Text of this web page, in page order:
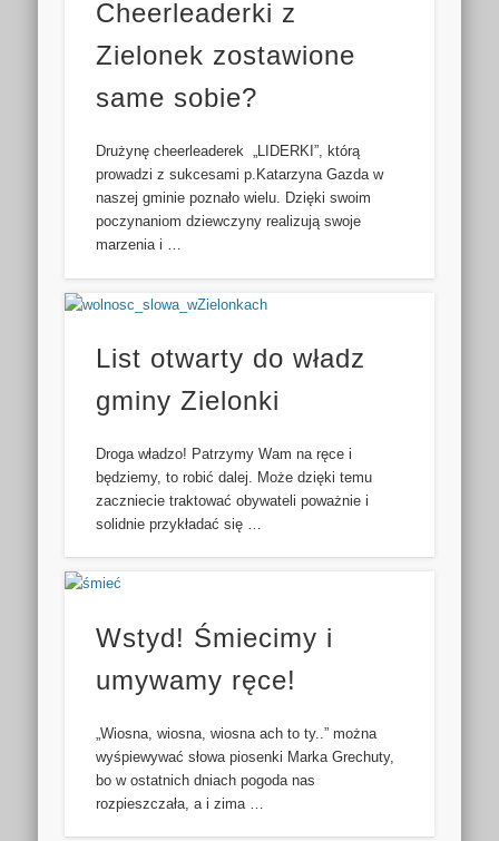
Cheerleaderki z
Zielonek zostawione
same sobie?
Drużynę cheerleaderek „LIDERKI”, którą
prowadzi z sukcesami p.Katarzyna Gazda w
naszej gminie poznało wielu. Dzięki swoim
poczynaniom dziewczyny realizują swoje
marzenia i …
List otwarty do władz
gminy Zielonki
Droga władzo! Patrzymy Wam na ręce i
będziemy, to robić dalej. Może dzięki temu
zaczniecie traktować obywateli poważnie i
solidnie przykładać się …
Wstyd! Śmiecimy i
umywamy ręce!
„Wiosna, wiosna, wiosna ach to ty..” można
wyśpiewywać słowa piosenki Marka Grechuty,
bo w ostatnich dniach pogoda nas
rozpieszczała, a i zima …